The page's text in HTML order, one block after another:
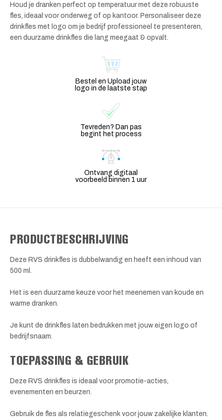
Houd je dranken perfect op temperatuur met deze robuuste
fles, ideaal voor onderweg of op kantoor. Personaliseer deze
drinkfles met logo om je bedrijf professioneel te presenteren,
een duurzame drinkfles die lang meegaat & opvalt.
Bestel en Upload jouw
logo in de laatste stap
Tevreden? Dan pas
begint het process
Ontvang digitaal
voorbeeld binnen 1 uur
PRODUCTBESCHRIJVING
Deze RVS drinkfles is dubbelwandig en heeft een inhoud van
500 ml.
Het is een duurzame keuze voor het meenemen van koude en
warme dranken.
Je kunt de drinkfles laten bedrukken met jouw eigen logo of
bedrijfsnaam.
TOEPASSING & GEBRUIK
Deze RVS drinkfles is ideaal voor promotie-acties,
evenementen en beurzen.
Gebruik de fles als relatiegeschenk voor jouw zakelijke klanten.